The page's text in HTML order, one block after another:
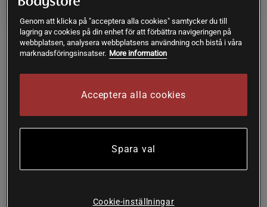
Vitamin C 60 kapslar
4 recensioner
C-vitamin Askorbinsyra Pulver
19 recensioner
Lägsta pris 122 kr
Köp fler - upp till 20% Prisvärd
Genom att klicka på "acceptera alla cookies" samtycker du till
lagring av cookies på din enhet för att förbättra navigeringen på
webbplatsen, analysera webbplatsens användning och bistå i våra
marknadsföringsinsatser. More information
Acceptera alla cookies
Spara val
Cookie-inställningar